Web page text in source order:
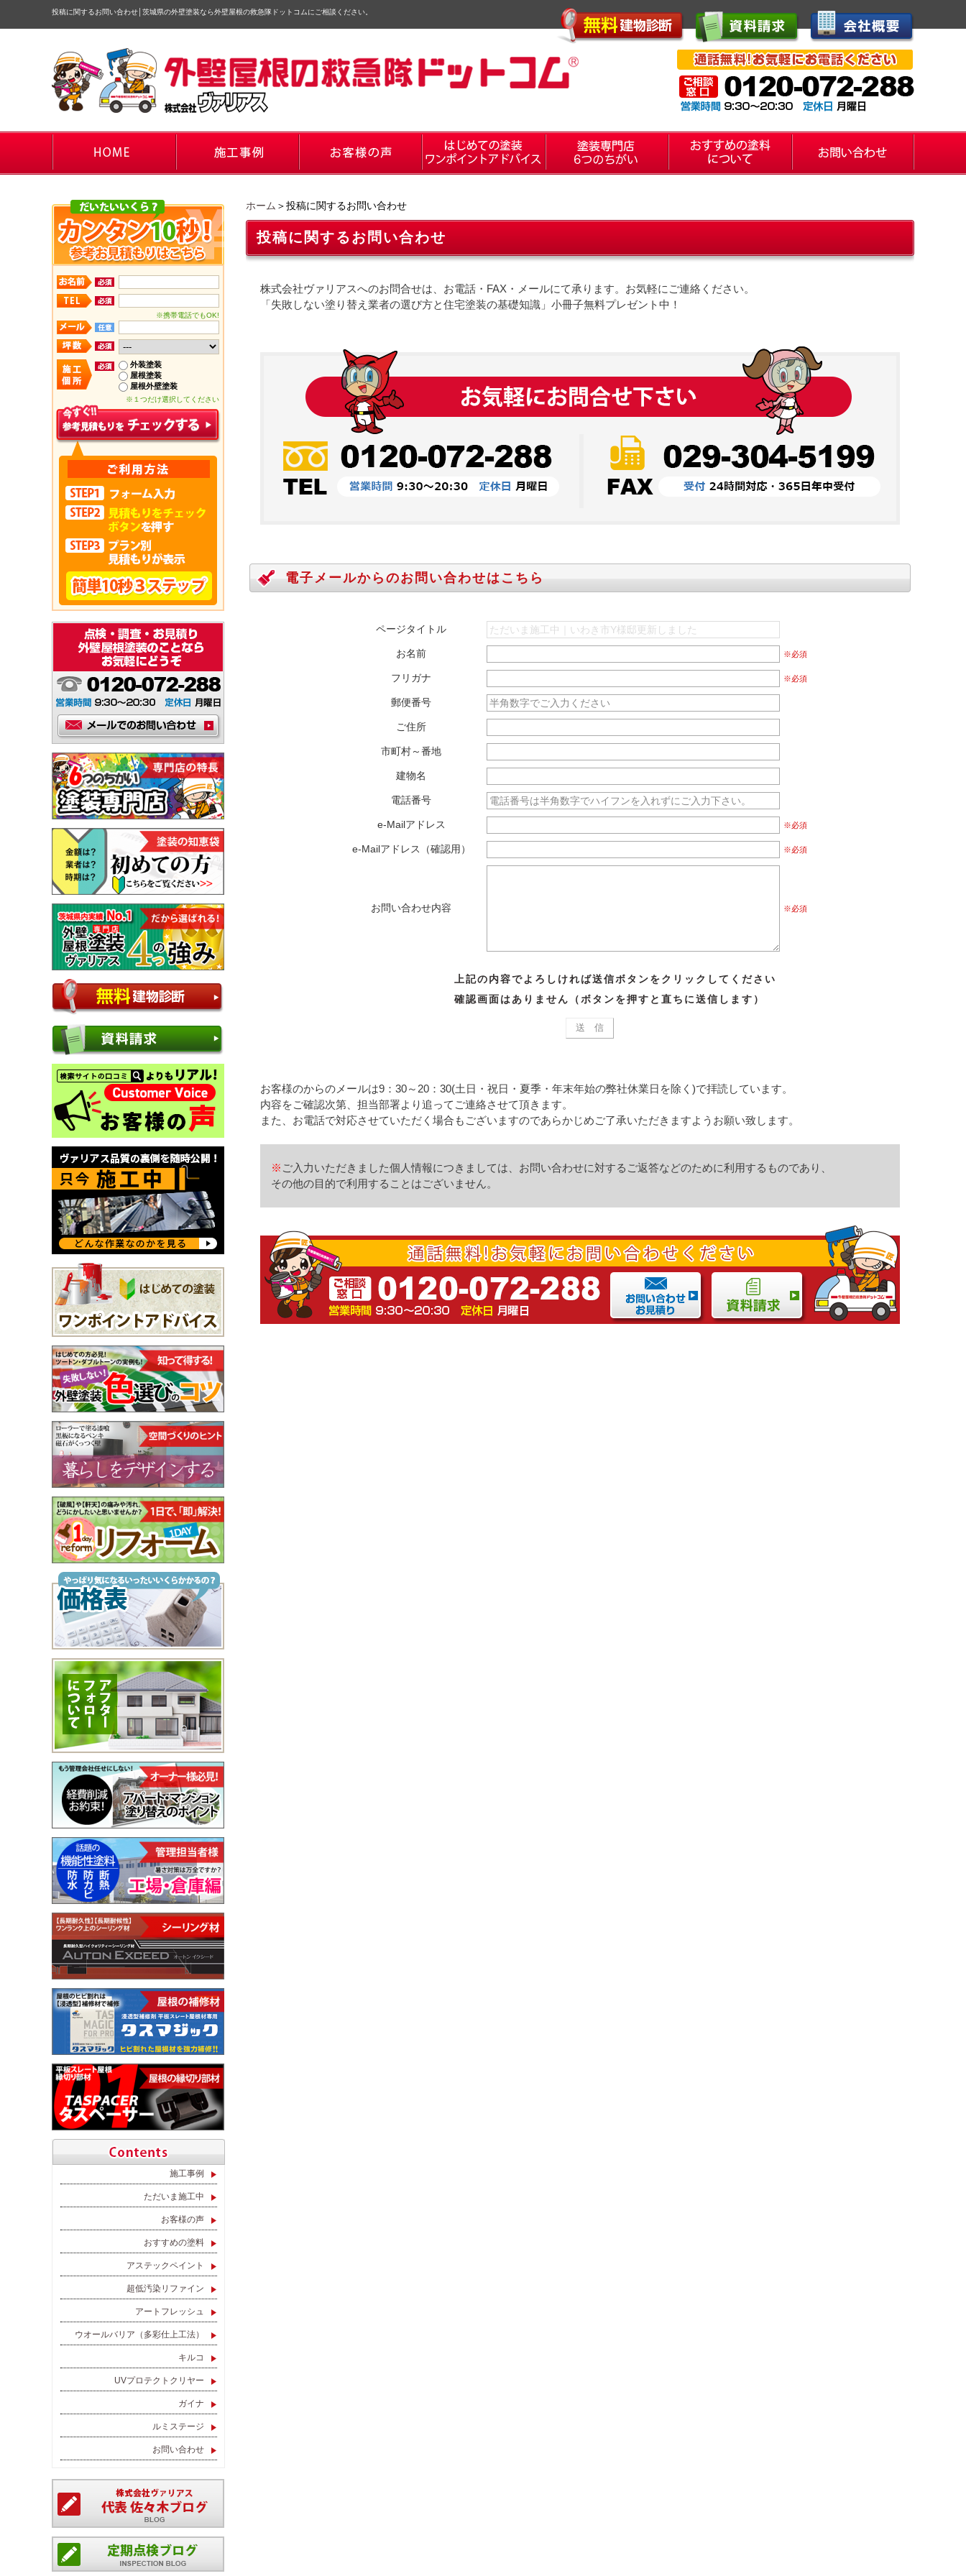
投稿に関するお問い合わせ 茨城県の外壁塗装なら外壁屋根の救急隊ドットコムにご相談ください。
ホーム ＞投稿に関するお問い合わせ
投稿に関するお問い合わせ
株式会社ヴァリアスへのお問合せは、お電話・FAX・メールにて承ります。お気軽にご連絡ください。
「失敗しない塗り替え業者の選び方と住宅塗装の基礎知識」小冊子無料プレゼント中！
電子メールからのお問い合わせはこちら
ページタイトル
お名前 ※必須
フリガナ ※必須
郵便番号
ご住所
市町村～番地
建物名
電話番号
e-Mailアドレス ※必須
e-Mailアドレス（確認用） ※必須
お問い合わせ内容 ※必須
上記の内容でよろしければ送信ボタンをクリックしてください
確認画面はありません（ボタンを押すと直ちに送信します）
お客様のからのメールは9：30～20：30(土日・祝日・夏季・年末年始の弊社休業日を除く)で拝読しています。
内容をご確認次第、担当部署より追ってご連絡させて頂きます。
また、お電話で対応させていただく場合もございますのであらかじめご了承いただきますようお願い致します。
※ ご入力いただきました個人情報につきましては、お問い合わせに対するご返答などのために利用するものであり、
その他の目的で利用することはございません。
※携帯電話でもOK!
外装塗装
屋根塗装
屋根外壁塗装
※１つだけ選択してください
施工事例
ただいま施工中
お客様の声
おすすめの塗料
アステックペイント
超低汚染リファイン
アートフレッシュ
ウオールバリア（多彩仕上工法）
キルコ
UVプロテクトクリヤー
ガイナ
ルミステージ
お問い合わせ